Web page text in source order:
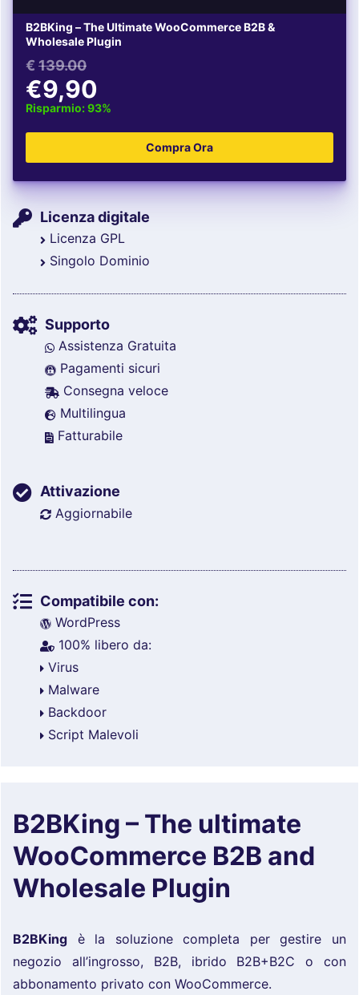
B2BKing – The Ultimate WooCommerce B2B &
Wholesale Plugin
€ 139.00
€9,90
Risparmio: 93%
Licenza digitale
Licenza GPL
Singolo Dominio
Supporto
Assistenza Gratuita
Pagamenti sicuri
Consegna veloce
Multilingua
Fatturabile
Attivazione
Aggiornabile
Compatibile con:
WordPress
100% libero da:
Virus
Malware
Backdoor
Script Malevoli
B2BKing – The ultimate
WooCommerce B2B and
Wholesale Plugin
B2BKing è la soluzione completa per gestire un
negozio all’ingrosso, B2B, ibrido B2B+B2C o con
abbonamento privato con WooCommerce.